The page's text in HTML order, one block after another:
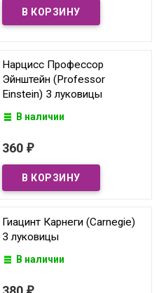
Нарцисс Профессор
Эйнштейн (Professor
Einstein) 3 луковицы
В наличии
360 ₽
Гиацинт Карнеги (Carnegie)
3 луковицы
В наличии
₽